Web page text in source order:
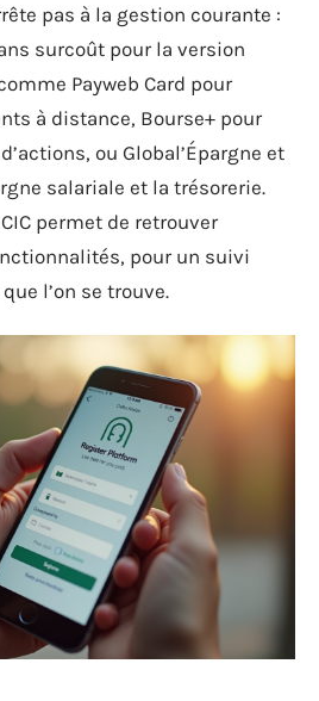
pas à la gestion courante :
surcoût pour la version
Payweb Card pour
à distance, Bourse+ pour
ou Global’Épargne et
salariale et la trésorerie.
permet de retrouver
pour un suivi
l’on se trouve.